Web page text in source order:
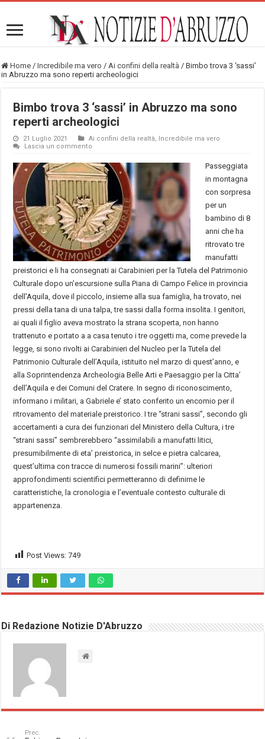
Home / Incredibile ma vero / Ai confini della realtà / Bimbo trova 3 ‘sassi’
in Abruzzo ma sono reperti archeologici
Bimbo trova 3 ‘sassi’ in Abruzzo ma sono
reperti archeologici
21 Luglio 2021 Ai confini della realtà, Incredibile ma vero
Lascia un commento
Passeggiata
in montagna
con sorpresa
per un
bambino di 8
anni che ha
ritrovato tre
manufatti
preistorici e li ha consegnati ai Carabinieri per la Tutela del Patrimonio
Culturale dopo un’escursione sulla Piana di Campo Felice in provincia
dell’Aquila, dove il piccolo, insieme alla sua famiglia, ha trovato, nei
pressi della tana di una talpa, tre sassi dalla forma insolita. I genitori,
ai quali il figlio aveva mostrato la strana scoperta, non hanno
trattenuto e portato a a casa tenuto i tre oggetti ma, come prevede la
legge, si sono rivolti ai Carabinieri del Nucleo per la Tutela del
Patrimonio Culturale dell’Aquila, istituito nel marzo di quest’anno, e
alla Soprintendenza Archeologia Belle Arti e Paesaggio per la Citta’
dell’Aquila e dei Comuni del Cratere. In segno di riconoscimento,
informano i militari, a Gabriele e’ stato conferito un encomio per il
ritrovamento del materiale preistorico. I tre “strani sassi”, secondo gli
accertamenti a cura dei funzionari del Ministero della Cultura, i tre
“strani sassi” sembrerebbero “assimilabili a manufatti litici,
presumibilmente di eta’ preistorica, in selce e pietra calcarea,
quest’ultima con tracce di numerosi fossili marini”: ulteriori
approfondimenti scientifici permetteranno di definirne le
caratteristiche, la cronologia e l’eventuale contesto culturale di
appartenenza.
Post Views: 749
Di Redazione Notizie D'Abruzzo
Prec.